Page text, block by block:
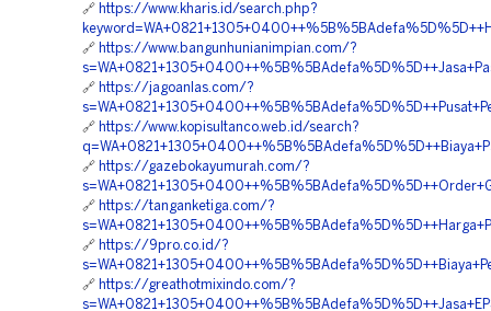
🔗 https://www.kharis.id/search.php?
🔗 https://www.bangunhunianimpian.com/?
🔗 https://jagoanlas.com/?
🔗 https://www.kopisultanco.web.id/search?
🔗 https://gazebokayumurah.com/?
🔗 https://tanganketiga.com/?
🔗 https://9pro.co.id/?
🔗 https://greathotmixindo.com/?